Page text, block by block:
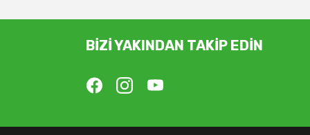
BİZİ YAKINDAN TAKİP EDİN